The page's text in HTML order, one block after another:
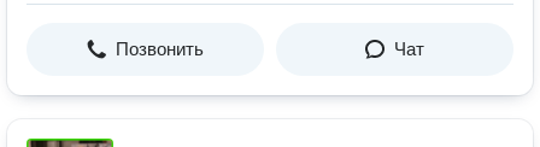
Позвонить Чат